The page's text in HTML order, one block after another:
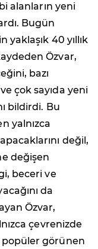
alanların yeni
Bugün
40 yıllık
Özvar,
bazı
çok sayıda yeni
bildirdi. Bu
yalnızca
değil,
değişen
beceri ve
da
Özvar,
çevrenizde
popüler görünen